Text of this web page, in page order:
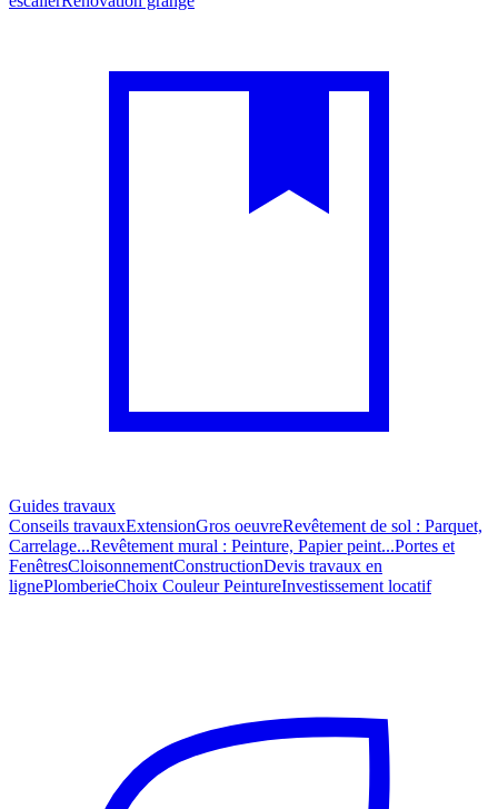
Guides travaux
Conseils travauxExtensionGros oeuvreRevêtement de sol : Parquet,
Carrelage...Revêtement mural : Peinture, Papier peint...Portes et
FenêtresCloisonnementConstructionDevis travaux en
lignePlomberieChoix Couleur PeintureInvestissement locatif